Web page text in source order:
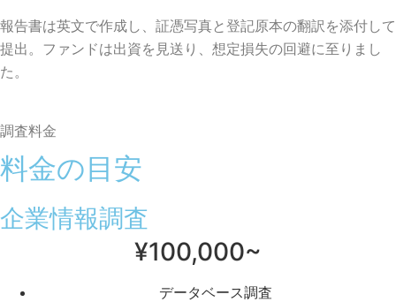
報告書は英文で作成し、証憑写真と登記原本の翻訳を添付して
提出。ファンドは出資を見送り、想定損失の回避に至りまし
た。
調査料金
料金の目安
企業情報調査
¥100,000~
データベース調査